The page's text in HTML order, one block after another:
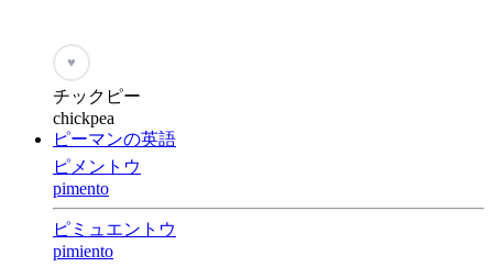
♥
チックピー
chickpea
ピーマンの英語
ピメントウ
pimento
ピミュエントウ
pimiento